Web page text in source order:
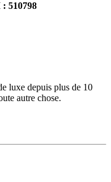
510798
luxe depuis plus de 10
autre chose.